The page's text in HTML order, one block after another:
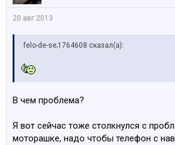
20 авг 2013
felo-de-se;1764608 сказал(а):
В чем проблема?
Я вот сейчас тоже столкнулся с
моторашке, надо чтобы телефон с